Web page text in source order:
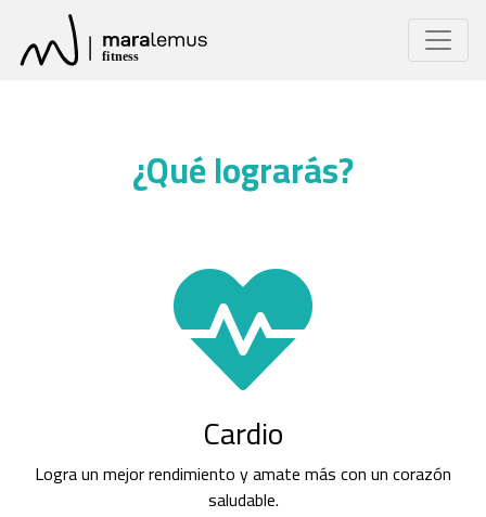
¿Qué lograrás?
Cardio
Logra un mejor rendimiento y amate más con un corazón
saludable.